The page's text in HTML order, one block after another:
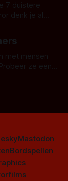
7 duistere
horror
tv-
met mensen
ze eens
Mastodon
Bordspellen